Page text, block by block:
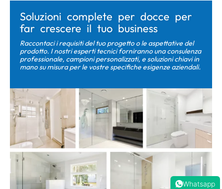
Soluzioni complete per docce per
far crescere il tuo business
Raccontaci i requisiti del tuo progetto o le aspettative del
prodotto. I nostri esperti tecnici forniranno una consulenza
professionale, campioni personalizzati, e soluzioni chiavi in ​​
mano su misura per le vostre specifiche esigenze aziendali.
Whatsapp